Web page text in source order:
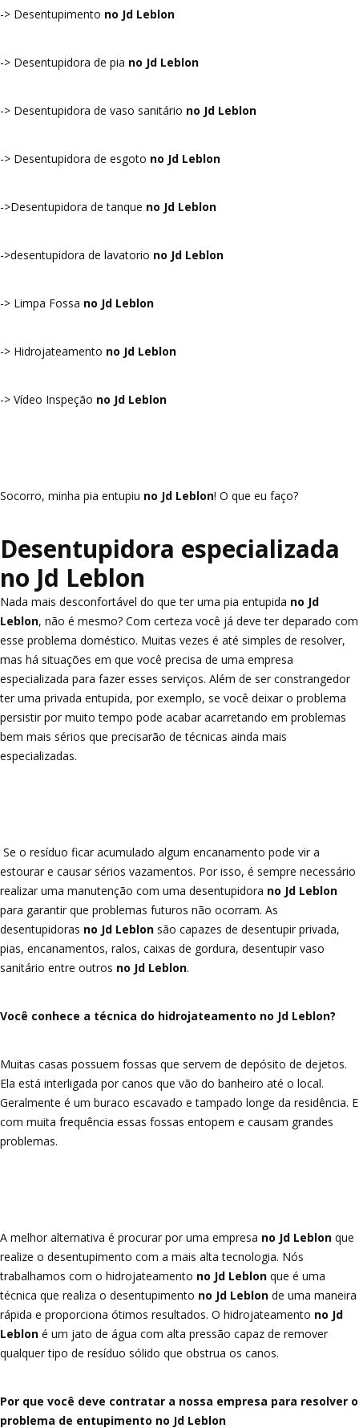
-> Desentupimento no Jd Leblon
-> Desentupidora de pia no Jd Leblon
-> Desentupidora de vaso sanitário no Jd Leblon
-> Desentupidora de esgoto no Jd Leblon
->Desentupidora de tanque no Jd Leblon
->desentupidora de lavatorio no Jd Leblon
-> Limpa Fossa no Jd Leblon
-> Hidrojateamento no Jd Leblon
-> Vídeo Inspeção no Jd Leblon
Socorro, minha pia entupiu no Jd Leblon! O que eu faço?
Desentupidora especializada
no Jd Leblon
Nada mais desconfortável do que ter uma pia entupida no Jd
Leblon, não é mesmo? Com certeza você já deve ter deparado com
esse problema doméstico. Muitas vezes é até simples de resolver,
mas há situações em que você precisa de uma empresa
especializada para fazer esses serviços. Além de ser constrangedor
ter uma privada entupida, por exemplo, se você deixar o problema
persistir por muito tempo pode acabar acarretando em problemas
bem mais sérios que precisarão de técnicas ainda mais
especializadas.
Se o resíduo ficar acumulado algum encanamento pode vir a
estourar e causar sérios vazamentos. Por isso, é sempre necessário
realizar uma manutenção com uma desentupidora no Jd Leblon
para garantir que problemas futuros não ocorram. As
desentupidoras no Jd Leblon são capazes de desentupir privada,
pias, encanamentos, ralos, caixas de gordura, desentupir vaso
sanitário entre outros no Jd Leblon.
Você conhece a técnica do hidrojateamento no Jd Leblon?
Muitas casas possuem fossas que servem de depósito de dejetos.
Ela está interligada por canos que vão do banheiro até o local.
Geralmente é um buraco escavado e tampado longe da residência. E
com muita frequência essas fossas entopem e causam grandes
problemas.
A melhor alternativa é procurar por uma empresa no Jd Leblon que
realize o desentupimento com a mais alta tecnologia. Nós
trabalhamos com o hidrojateamento no Jd Leblon que é uma
técnica que realiza o desentupimento no Jd Leblon de uma maneira
rápida e proporciona ótimos resultados. O hidrojateamento no Jd
Leblon é um jato de água com alta pressão capaz de remover
qualquer tipo de resíduo sólido que obstrua os canos.
Por que você deve contratar a nossa empresa para resolver o
problema de entupimento no Jd Leblon